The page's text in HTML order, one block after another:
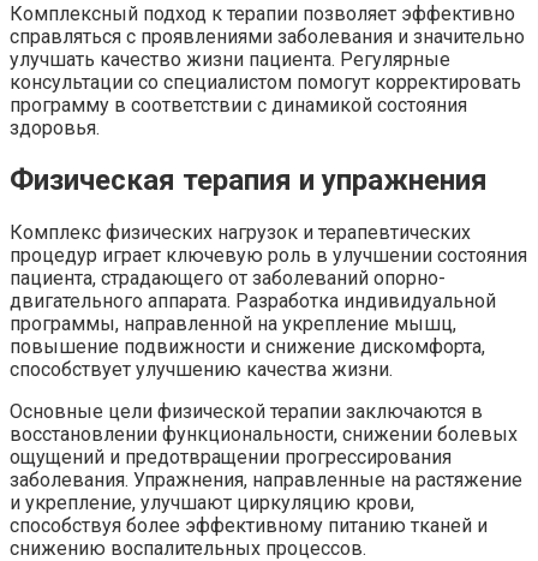
Комплексный подход к терапии позволяет эффективно
справляться с проявлениями заболевания и значительно
улучшать качество жизни пациента. Регулярные
консультации со специалистом помогут корректировать
программу в соответствии с динамикой состояния
здоровья.
Физическая терапия и упражнения
Комплекс физических нагрузок и терапевтических
процедур играет ключевую роль в улучшении состояния
пациента, страдающего от заболеваний опорно-
двигательного аппарата. Разработка индивидуальной
программы, направленной на укрепление мышц,
повышение подвижности и снижение дискомфорта,
способствует улучшению качества жизни.
Основные цели физической терапии заключаются в
восстановлении функциональности, снижении болевых
ощущений и предотвращении прогрессирования
заболевания. Упражнения, направленные на растяжение
и укрепление, улучшают циркуляцию крови,
способствуя более эффективному питанию тканей и
снижению воспалительных процессов.